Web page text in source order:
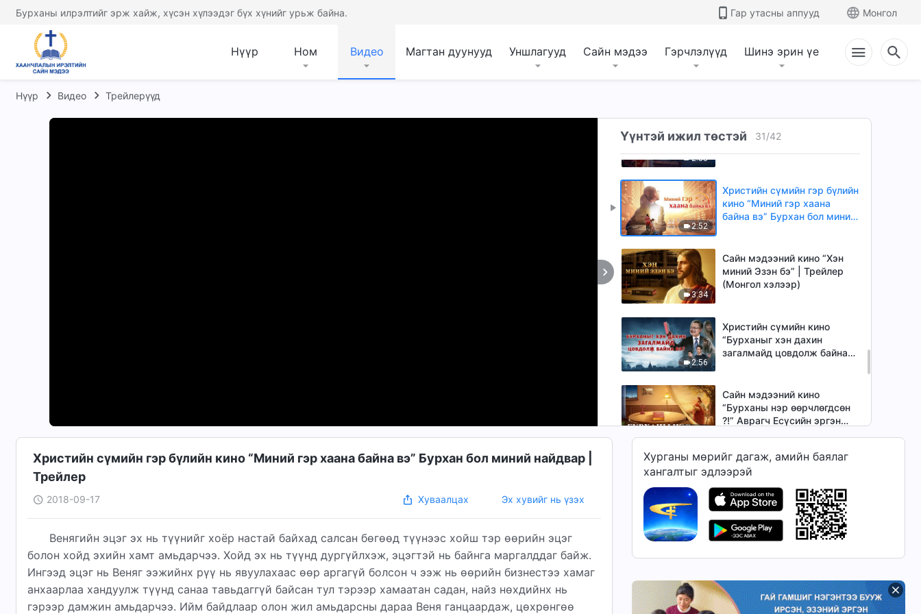
Бурханы илрэлтийг эрж хайж, хүсэн хүлээдэг бүх хүнийг урьж байна. Гар утасны аппууд Монгол
Нүүр Ном Видео Магтан дуунууд Уншлагууд Сайн мэдээ Гэрчлэлүүд Шинэ эрин үе
Нүүр Видео Трейлерүүд
Үүнтэй ижил төстэй 31/42
Трейлер (Монгол хэлээр)
Христийн сүмийн кино
“Тэнгэрийн хаанчлалын
2:55
Сайн мэдээний кино “Хаалга
тогшиж байна” Христэд
2:52
Христийн сүмийн гэр бүлийн
кино “Миний гэр хаана
байна вэ” Бурхан бол миний
3:34
Сайн мэдээний кино “Хэн
миний Эзэн бэ” | Трейлер
(Монгол хэлээр)
2:56
Христийн сүмийн кино
“Бурханыг хэн дахин
загалмайд цовдолж байна
Сайн мэдээний кино
“Бурханы нэр өөрчлөгдсөн
?!” Аврагч Есүсийн эргэн
3:00
Сайн мэдээний кино
“Шившлэгээс чөлөөлөгд” |
Трейлер (Монгол хэлээр)
Сайн мэдээний кино | Аюулт
мэдлэггүй байдал| Эзэнийг
угтан авахдаа хэний үгийг
Сайн мэдээний кино “Хүсэл
тэмүүлэл” | Трейлер
Христийн сүмийн гэр бүлийн кино “Миний гэр хаана байна вэ” Бурхан бол миний найдвар |
Трейлер
2018-09-17 Хуваалцах Эх хувийг нь үзэх
Венягийн эцэг эх нь түүнийг хоёр настай байхад салсан бөгөөд түүнээс хойш тэр өөрийн эцэг
болон хойд эхийн хамт амьдарчээ. Хойд эх нь түүнд дургүйлхэж, эцэгтэй нь байнга маргалддаг байж.
Ингээд эцэг нь Веняг ээжийнх рүү нь явуулахаас өөр аргагүй болсон ч ээж нь өөрийн бизнестээ хамаг
анхаарлаа хандуулж түүнд санаа тавьдаггүй байсан тул тэрээр хамаатан садан, найз нөхдийнх нь
гэрээр дамжин амьдарчээ. Ийм байдлаар олон жил амьдарсны дараа Веня ганцаардаж, цөхрөнгөө
Хурганы мөрийг дагаж, амийн баялаг
хангалтыг эдлээрэй